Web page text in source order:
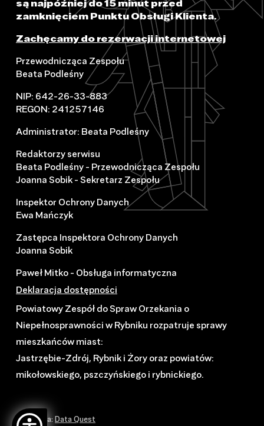
są najpóźniej do 15 minut przed
zamknięciem Punktu Obsługi Klienta.
Zachęcamy do rezerwacji internetowej
Przewodnicząca Zespołu
Beata Podleśny
NIP: 642-26-33-883
REGON: 241257146
Administrator: Beata Podleśny
Redaktorzy serwisu
Beata Podleśny - Przewodnicząca Zespołu
Joanna Sobik - Sekretarz Zespołu
Inspektor Ochrony Danych
Ewa Mańczyk
Zastępca Inspektora Ochrony Danych
Joanna Sobik
Paweł Mitko - Obsługa informatyczna
Deklaracja dostępności
Powiatowy Zespół do Spraw Orzekania o
Niepełnosprawności w Rybniku rozpatruje sprawy
mieszkańców miast:
Jastrzębie-Zdrój, Rybnik i Żory oraz powiatów:
mikołowskiego, pszczyńskiego i rybnickiego.
Realizacja:Data Quest